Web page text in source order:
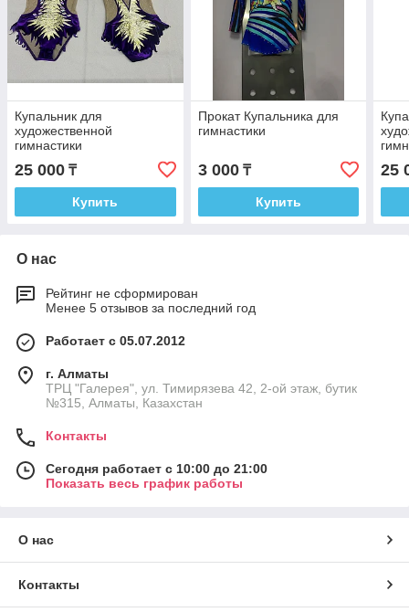
Купальник для
художественной
гимнастики
25 000 ₸
Купить
Прокат Купальника для
гимнастики
3 000₸
Купить
25
О нас
Рейтинг не сформирован
Менее 5 отзывов за последний год
Работает с 05.07.2012
г. Алматы
ТРЦ "Галерея", ул. Тимирязева 42, 2-ой этаж, бутик
№315, Алматы, Казахстан
Контакты
Сегодня работает с 10:00 до 21:00
Показать весь график работы
О нас
Контакты